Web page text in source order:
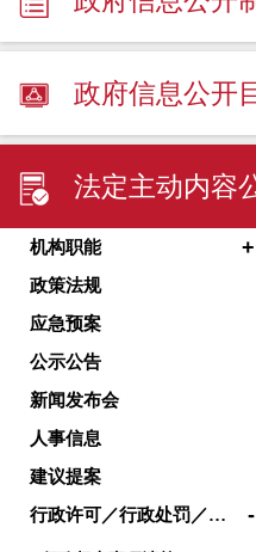
政府信息公开
法定主动内容
机构职能 +
政策法规
应急预案
公示公告
新闻发布会
人事信息
建议提案
行政许可／行政处罚／其他对外管理服务 -